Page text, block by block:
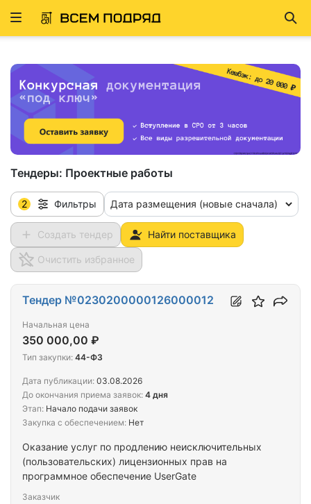
Развернуть
Тендеры: Проектные работы
2 Фильтры Дата размещения (новые сначала)
Создать тендер Найти поставщика
Очистить избранное
Оказание услуг по продлению неисключительных
(пользовательских) лицензионных прав на
программное обеспечение UserGate
Заказчик
Тендер №0230200000126000012
Начальная цена
350 000,00 ₽
Тип закупки: 44-ФЗ
Дата публикации: 03.08.2026
До окончания приема заявок: 4 дня
Этап: Начало подачи заявок
Закупка с обеспечением: Нет